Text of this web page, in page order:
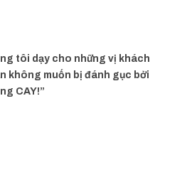
tôi dạy cho những vị khách
không muốn bị đánh gục bởi
CAY!”